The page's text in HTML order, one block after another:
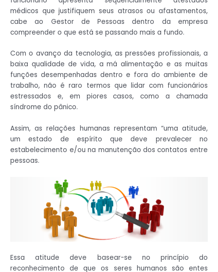
médicos que justifiquem seus atrasos ou afastamentos,
cabe ao Gestor de Pessoas dentro da empresa
compreender o que está se passando mais a fundo.
Com o avanço da tecnologia, as pressões profissionais, a
baixa qualidade de vida, a má alimentação e as muitas
funções desempenhadas dentro e fora do ambiente de
trabalho, não é raro termos que lidar com funcionários
estressados e, em piores casos, como a chamada
síndrome do pânico.
Assim, as relações humanas representam “uma atitude,
um estado de espírito que deve prevalecer no
estabelecimento e/ou na manutenção dos contatos entre
pessoas.
Essa atitude deve basear-se no princípio do
reconhecimento de que os seres humanos são entes